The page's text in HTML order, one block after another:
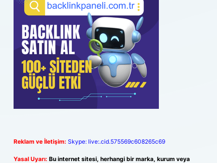
Reklam ve İletişim: Skype: live:.cid.575569c608265c69
Yasal Uyarı: Bu internet sitesi, herhangi bir marka, kurum veya